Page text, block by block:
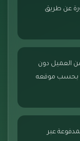
عن طريق
العميل دون
بحسب موقعه
عبر